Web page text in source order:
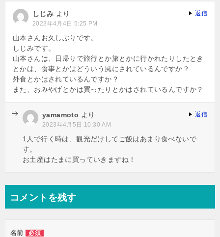
ョ
ン
しじみ より:
2023年4月4日 5:25 PM
山本さんお久しぶりです。
しじみです。
山本さんは、日帰りで旅行とか旅とかに行かれたりしたとき
とかは、食事とかはどういう風にされているんですか？
外食とかはされているんですか？
また、おみやげとかは買ったりとかはされているんですか？
返信
yamamoto より:
2023年4月5日 10:30 AM
1人で行く時は、観光だけしてご飯はあまり食べないで
す。
お土産はたまに買っていきますね！
返信
コメントを残す
名前 必須